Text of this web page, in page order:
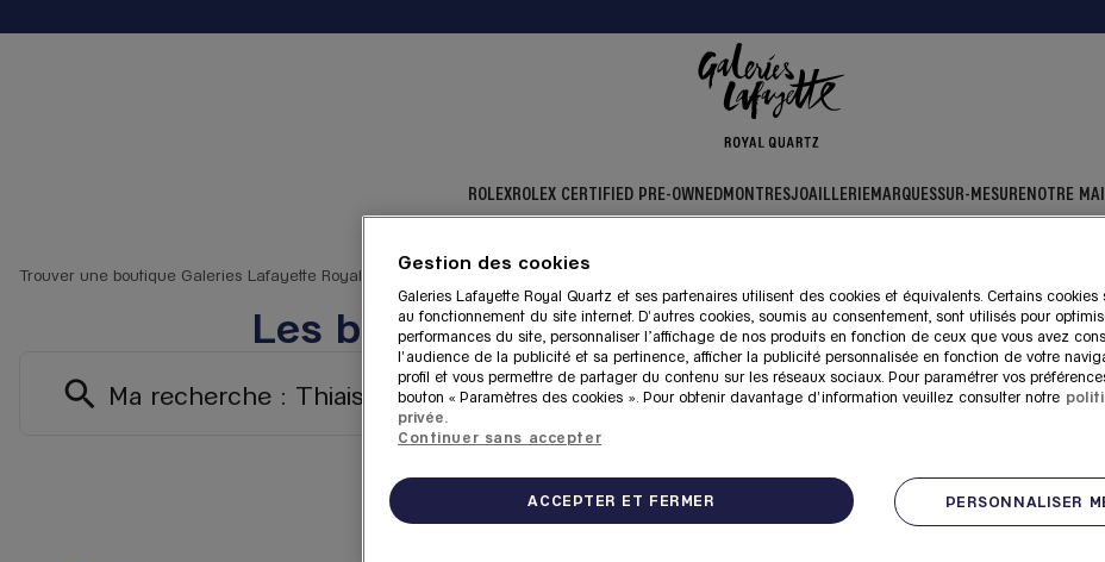
ROLEXROLEX CERTIFIED PRE-OWNEDMONTRESJOAILLERIEMARQUESSUR-MESURENOTRE
Trouver une boutique Galeries Lafayette Royal Quartz Thiais
Les boutiques Galeries Lafayette Royal
Ma recherche : Thiais
13 boutiques Galeries Lafayette Royal Quartz à
Continuer sans accepter
Gestion des cookies
Galeries Lafayette Royal Quartz et ses partenaires utilisent des cookies et équivalents. Certains cookies
au fonctionnement du site internet. D'autres cookies, soumis au consentement, sont utilisés pour
performances du site, personnaliser l’affichage de nos produits en fonction de ceux que vous avez
l'audience de la publicité et sa pertinence, afficher la publicité personnalisée en fonction de votre
profil et vous permettre de partager du contenu sur les réseaux sociaux. Pour paramétrer vos
bouton « Paramètres des cookies ». Pour obtenir davantage d'information veuillez consulter notre
privée.
PERSONNALISER
ACCEPTER ET FERMER